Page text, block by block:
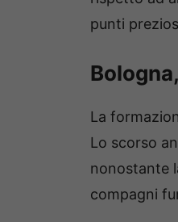
punti
La
Lo scorso
nonostante
compagni